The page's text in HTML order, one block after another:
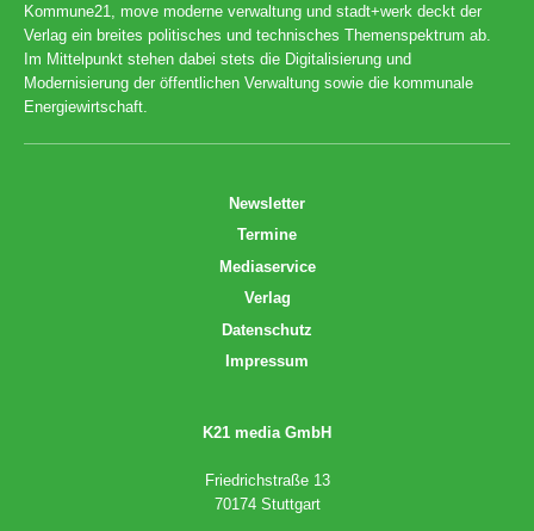
Kommune21, move moderne verwaltung und stadt+werk deckt der
Verlag ein breites politisches und technisches Themenspektrum ab.
Im Mittelpunkt stehen dabei stets die Digitalisierung und
Modernisierung der öffentlichen Verwaltung sowie die kommunale
Energiewirtschaft.
Newsletter
Termine
Mediaservice
Verlag
Datenschutz
Impressum
K21 media GmbH
Friedrichstraße 13
70174 Stuttgart